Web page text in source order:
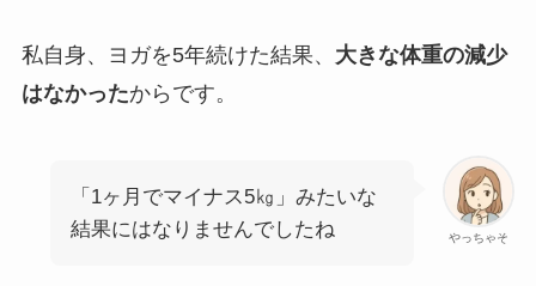
私自身、ヨガを5年続けた結果、 大きな体重の減少
はなかったからです。
やっちゃそ
「1ヶ月でマイナス5㎏」みたいな
結果にはなりませんでしたね